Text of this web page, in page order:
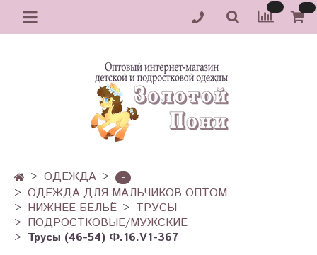
ОДЕЖДА
-
ОДЕЖДА ДЛЯ МАЛЬЧИКОВ ОПТОМ
НИЖНЕЕ БЕЛЬЁ
ТРУСЫ
ПОДРОСТКОВЫЕ/МУЖСКИЕ
Трусы (46-54) Ф.16.V1-367